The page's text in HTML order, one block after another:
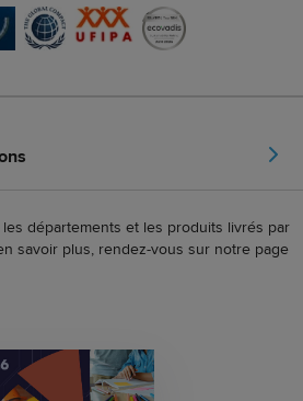
départements et les produits livrés par
savoir plus, rendez-vous sur notre page